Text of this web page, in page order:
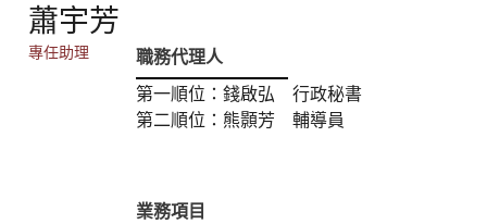
蕭宇芳
專任助理
職務代理人
第一順位：錢啟弘 行政秘書
第二順位：熊顥芳 輔導員
業務項目